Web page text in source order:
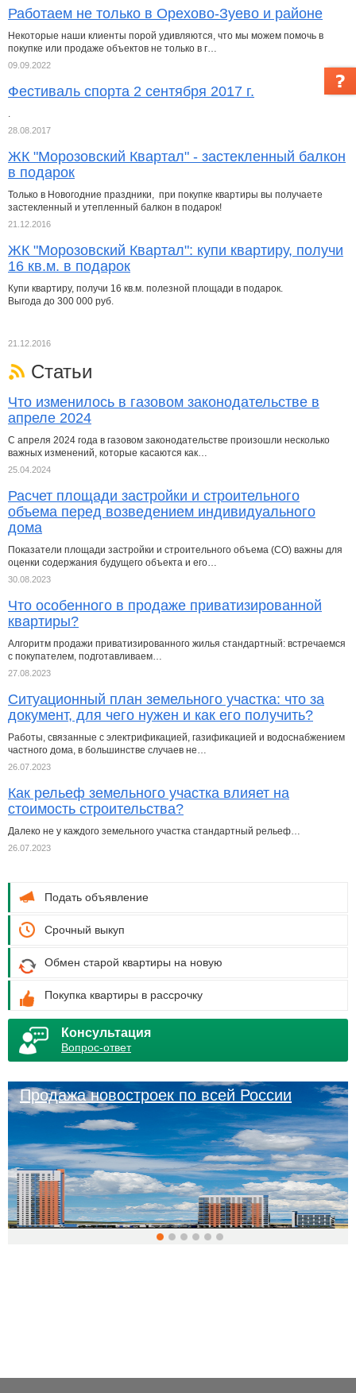
Работаем не только в Орехово-Зуево и районе
Некоторые наши клиенты порой удивляются, что мы можем помочь в
покупке или продаже объектов не только в г…
09.09.2022
Фестиваль спорта 2 сентября 2017 г.
.
28.08.2017
ЖК "Морозовский Квартал" - застекленный балкон
в подарок
Только в Новогодние праздники, при покупке квартиры вы получаете
застекленный и утепленный балкон в подарок!
21.12.2016
ЖК "Морозовский Квартал": купи квартиру, получи
16 кв.м. в подарок
Купи квартиру, получи 16 кв.м. полезной площади в подарок.
Выгода до 300 000 руб.
21.12.2016
Статьи
Что изменилось в газовом законодательстве в
апреле 2024
С апреля 2024 года в газовом законодательстве произошли несколько
важных изменений, которые касаются как…
25.04.2024
Расчет площади застройки и строительного
объема перед возведением индивидуального
дома
Показатели площади застройки и строительного объема (СО) важны для
оценки содержания будущего объекта и его…
30.08.2023
Что особенного в продаже приватизированной
квартиры?
Алгоритм продажи приватизированного жилья стандартный: встречаемся
с покупателем, подготавливаем…
27.08.2023
Ситуационный план земельного участка: что за
документ, для чего нужен и как его получить?
Работы, связанные с электрификацией, газификацией и водоснабжением
частного дома, в большинстве случаев не…
26.07.2023
Как рельеф земельного участка влияет на
стоимость строительства?
Далеко не у каждого земельного участка стандартный рельеф…
26.07.2023
Подать объявление
Срочный выкуп
Обмен старой квартиры на новую
Покупка квартиры в рассрочку
Консультация
Вопрос-ответ
Продажа новостроек по всей России